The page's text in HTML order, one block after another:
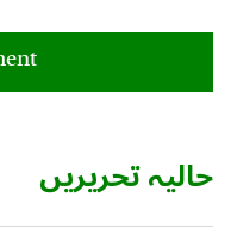
حالیہ تحریریں